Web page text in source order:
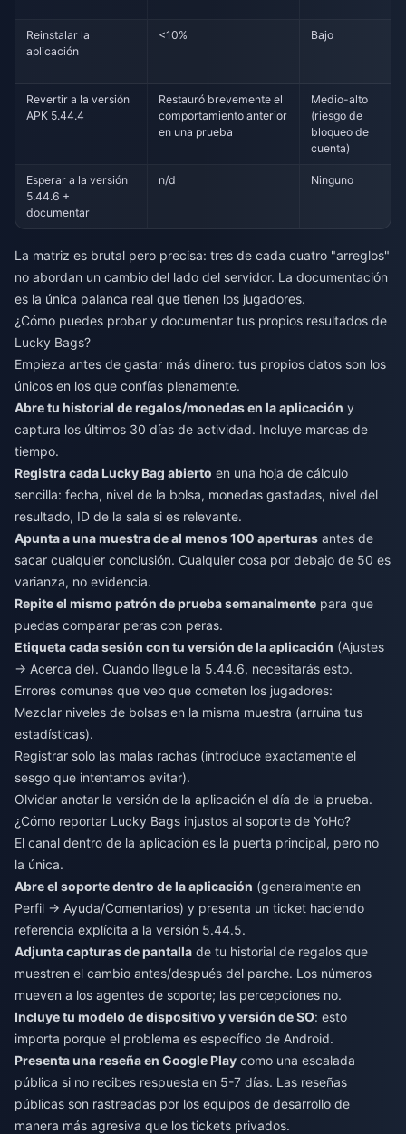
Reinstalar la
aplicación
<10% Bajo
Revertir a la versión
APK 5.44.4
Restauró brevemente el
comportamiento anterior
en una prueba
Medio-alto
(riesgo de
bloqueo de
cuenta)
Esperar a la versión
5.44.6 +
documentar
n/d Ninguno
La matriz es brutal pero precisa: tres de cada cuatro "arreglos"
no abordan un cambio del lado del servidor. La documentación
es la única palanca real que tienen los jugadores.
¿Cómo puedes probar y documentar tus propios resultados de
Lucky Bags?
Empieza antes de gastar más dinero: tus propios datos son los
únicos en los que confías plenamente.
Abre tu historial de regalos/monedas en la aplicación y
captura los últimos 30 días de actividad. Incluye marcas de
tiempo.
Registra cada Lucky Bag abierto en una hoja de cálculo
sencilla: fecha, nivel de la bolsa, monedas gastadas, nivel del
resultado, ID de la sala si es relevante.
Apunta a una muestra de al menos 100 aperturas antes de
sacar cualquier conclusión. Cualquier cosa por debajo de 50 es
varianza, no evidencia.
Repite el mismo patrón de prueba semanalmente para que
puedas comparar peras con peras.
Etiqueta cada sesión con tu versión de la aplicación (Ajustes
→ Acerca de). Cuando llegue la 5.44.6, necesitarás esto.
Errores comunes que veo que cometen los jugadores:
Mezclar niveles de bolsas en la misma muestra (arruina tus
estadísticas).
Registrar solo las malas rachas (introduce exactamente el
sesgo que intentamos evitar).
Olvidar anotar la versión de la aplicación el día de la prueba.
¿Cómo reportar Lucky Bags injustos al soporte de YoHo?
El canal dentro de la aplicación es la puerta principal, pero no
la única.
Abre el soporte dentro de la aplicación (generalmente en
Perfil → Ayuda/Comentarios) y presenta un ticket haciendo
referencia explícita a la versión 5.44.5.
Adjunta capturas de pantalla de tu historial de regalos que
muestren el cambio antes/después del parche. Los números
mueven a los agentes de soporte; las percepciones no.
Incluye tu modelo de dispositivo y versión de SO: esto
importa porque el problema es específico de Android.
Presenta una reseña en Google Play como una escalada
pública si no recibes respuesta en 5-7 días. Las reseñas
públicas son rastreadas por los equipos de desarrollo de
manera más agresiva que los tickets privados.